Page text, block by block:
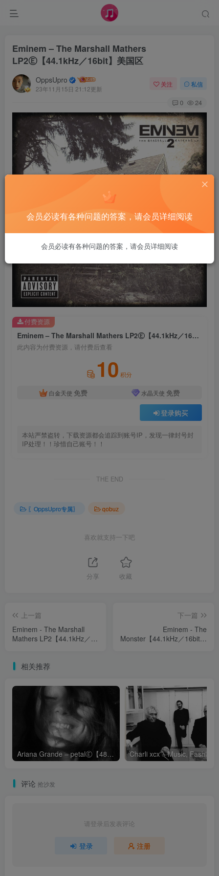
Eminem – The Marshall Mathers
LP2Ⓔ【44.1kHz／16bit】美国区
OppsUpro
23年11月15日 21:12更新
关注 私信
0 24
Eminem – The Marshall Mathers LP2Ⓔ【44.1kHz／16bit】美国区
此内容为付费资源，请付费后查看
10 积分
白金天使 免费 水晶天使 免费
登录购买
本站严禁盗转，下载资源都会追踪到账号IP，发现一律封号封
IP处理！！珍惜自己账号！！
付费资源
THE END
〖OppsUpro专属〗 qobuz
喜欢就支持一下吧
分享 收藏
上一篇
Eminem - The Marshall
Mathers LP2【44.1kHz／
下一篇
Eminem - The
Monster【44.1kHz／16bit】
相关推荐
Ariana Grande – petalⒺ【48kHz／24bit】英国区
评论 抢沙发
请登录后发表评论
登录 注册
会员必读有各种问题的答案，请会员详细阅读
会员必读有各种问题的答案，请会员详细阅读